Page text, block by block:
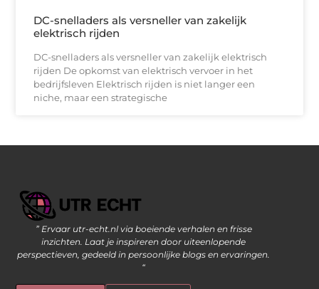
DC-snelladers als versneller van zakelijk
elektrisch rijden
DC-snelladers als versneller van zakelijk elektrisch
rijden De opkomst van elektrisch vervoer in het
bedrijfsleven Elektrisch rijden is niet langer een
niche, maar een strategische
” Ervaar utr-echt.nl via boeiende verhalen en frisse
inzichten. Laat je inspireren door uiteenlopende
perspectieven, gedeeld in persoonlijke blogs en ervaringen.
“